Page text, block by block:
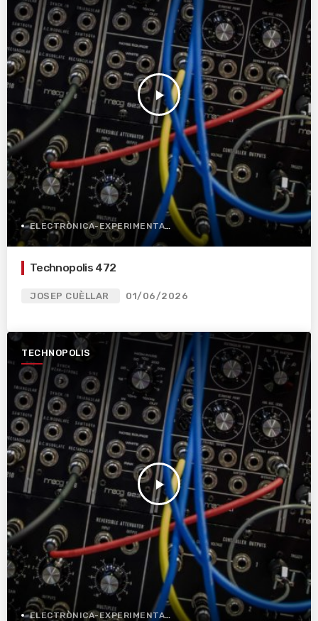
play_arrow
ELECTRÒNICA-EXPERIMENTAL
Technopolis 472
JOSEP CUÈLLAR 01/06/2026
TECHNOPOLIS
play_arrow
ELECTRÒNICA-EXPERIMENTAL